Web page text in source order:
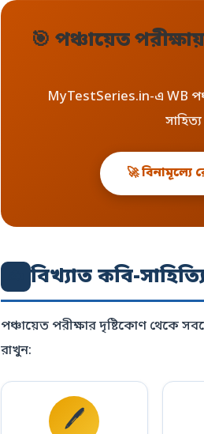
🎯 পঞ্চায়েত
MyTestSeries.in-এ WB
🚀
বিখ্যাত কবি-
পঞ্চায়েত পরীক্ষার দৃষ্টিকোণ থেকে
রাখুন:
🖊️